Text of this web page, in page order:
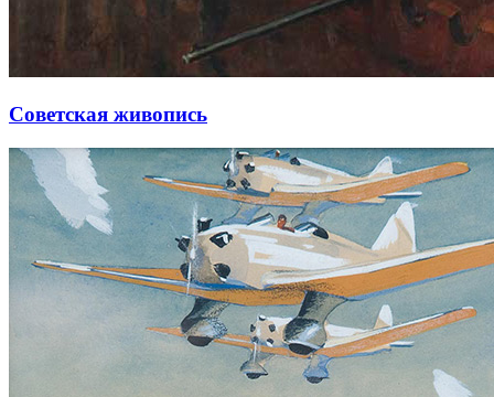
Советская живопись